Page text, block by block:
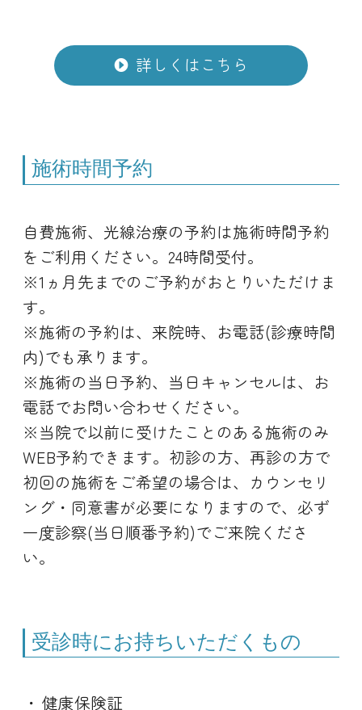
詳しくはこちら
施術時間予約
自費施術、光線治療の予約は施術時間予約
をご利用ください。24時間受付。
※1ヵ月先までのご予約がおとりいただけま
す。
※施術の予約は、来院時、お電話(診療時間
内)でも承ります。
※施術の当日予約、当日キャンセルは、お
電話でお問い合わせください。
※当院で以前に受けたことのある施術のみ
WEB予約できます。初診の方、再診の方で
初回の施術をご希望の場合は、カウンセリ
ング・同意書が必要になりますので、必ず
一度診察(当日順番予約)でご来院くださ
い。
受診時にお持ちいただくもの
健康保険証